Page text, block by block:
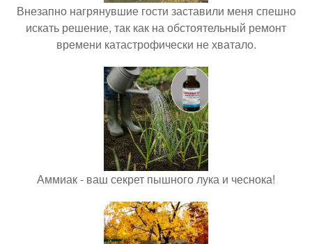
Внезапно нагрянувшие гости заставили меня спешно
искать решение, так как на обстоятельный ремонт
времени катастрофически не хватало.
Аммиак - ваш секрет пышного лука и чеснока!